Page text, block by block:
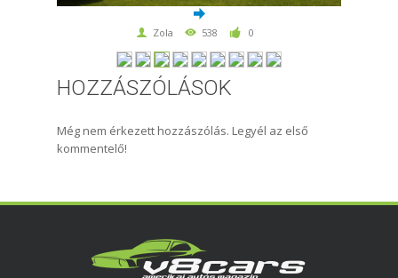
Zola 538 0
HOZZÁSZÓLÁSOK
Még nem érkezett hozzászólás. Legyél az első
kommentelő!